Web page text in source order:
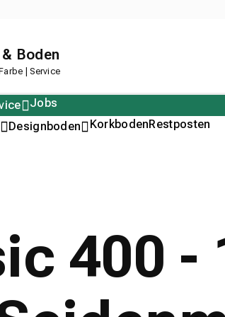
Boden
| Service
Designboden KorkbodenRestposten
Jobs
400 -